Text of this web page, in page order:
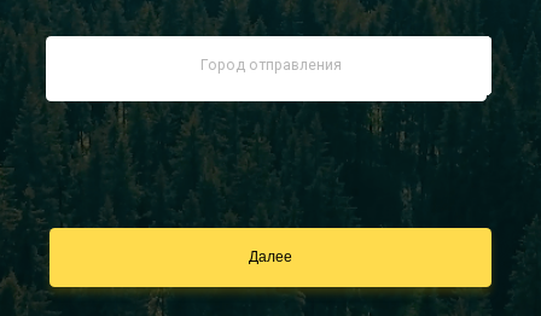
Заказать звонок
Контакты